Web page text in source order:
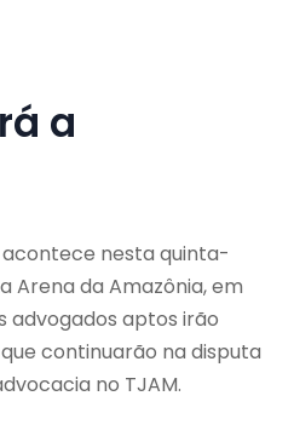
a
nesta quinta-
Arena da Amazônia, em
advogados aptos irão
continuarão na disputa
no TJAM.